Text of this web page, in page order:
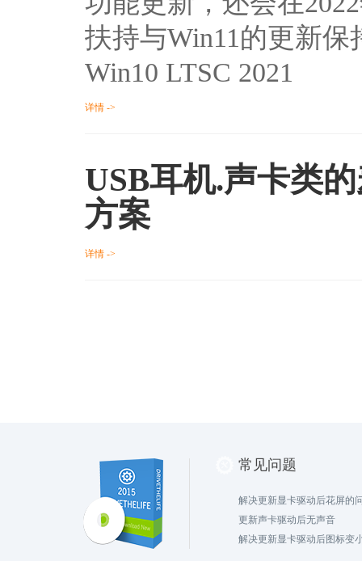
扶持与Win11的更新
Win10 LTSC 2021
详情 ->
USB耳机.声卡类
方案
详情 ->
常见问题
解决更新显卡驱动后花屏的
更新声卡驱动后无声音
解决更新显卡驱动后图标变